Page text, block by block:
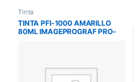
Tinta
TINTA PFI-1000 AMARILLO
80ML IMAGEPROGRAF PRO-